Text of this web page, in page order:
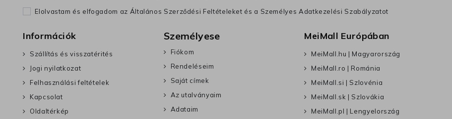
Elolvastam és elfogadom az Általános Szerződési Feltételeket és a Személyes Adatkezelési Szabályzatot
Információk
Szállítás és visszatérités
Jogi nyilatkozat
Felhasználási feltételek
Kapcsolat
Oldaltérkép
Személyese
Fiókom
Rendeléseim
Saját címek
Az utalványaim
Adataim
MeiMall Európában
MeiMall.hu | Magyarország
MeiMall.ro | Románia
MeiMall.si | Szlovénia
MeiMall.sk | Szlovákia
MeiMall.pl | Lengyelország